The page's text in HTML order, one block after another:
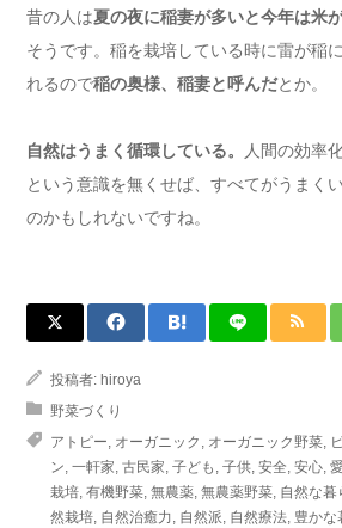
昔の人は夏の夜に稲妻が多いと今年は米
そうです。稲を栽培している時に雷が稲
れるので稲の奥様、稲妻と呼んだとか。
自然はうまく循環している。
人間の効率
という意識を無くせば、すべてがうまく
のかもしれないですね。
投稿者: hiroya
野菜づくり
アトピー, オーガニック , オーガニック野菜,
ン, 一軒家, 古民家, 子ども , 子供, 安全, 安心,
栽培, 有機野菜, 無農薬, 無農薬野菜, 自然な暮
然栽培, 自然治癒力, 自然派, 自然療法, 豊かな